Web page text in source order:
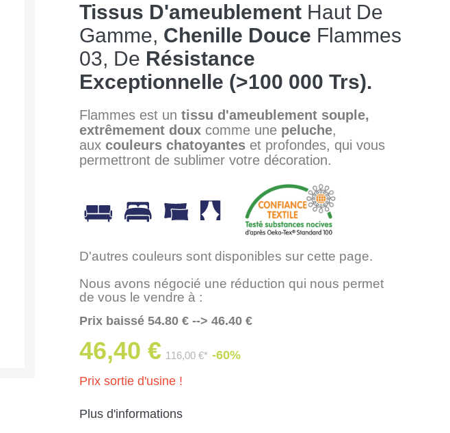
Tissus D'ameublementHaut De
Gamme, Chenille Douce Flammes
03, De Résistance
Exceptionnelle (>100 000 Trs).
Flammes est un tissu d'ameublement souple,
extrêmement douxcomme une peluche,
aux couleurs chatoyanteset profondes, qui vous
permettront de sublimer votre décoration.
D'autres couleurs sont disponibles sur cette page.
Nous avons négocié une réduction qui nous permet
de vous le vendre à :
Prix baissé 54.80 € --> 46.40 €
46,40 € 116,00 €* -60%
Prix sortie d'usine !
Plus d'informations